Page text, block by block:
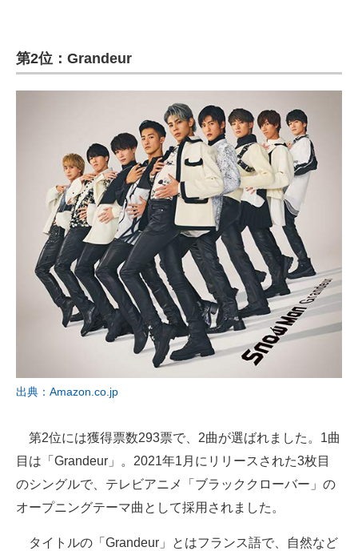
第2位：Grandeur
出典：Amazon.co.jp
第2位には獲得票数293票で、2曲が選ばれました。1曲
目は「Grandeur」。2021年1月にリリースされた3枚目
のシングルで、テレビアニメ「ブラッククローバー」の
オープニングテーマ曲として採用されました。
タイトルの「Grandeur」とはフランス語で、自然など